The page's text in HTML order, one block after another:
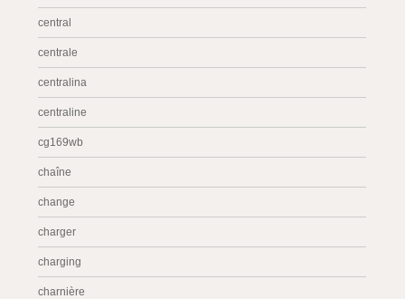
central
centrale
centralina
centraline
cg169wb
chaîne
change
charger
charging
charnière